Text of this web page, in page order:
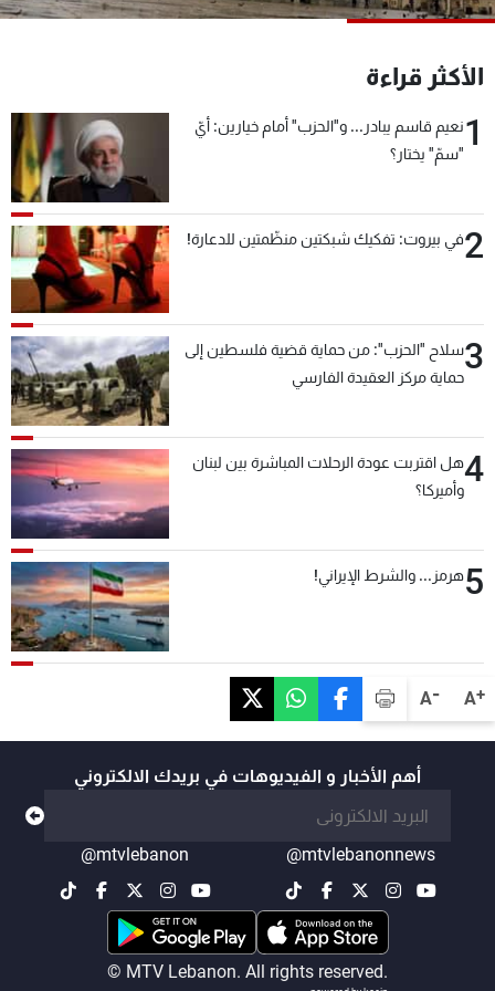
A+
A-
الأكثر قراءة
1نعيم قاسم يبادر... و"الحزب" أمام خيارين: أيّ
"سمّ" يختار؟
2في بيروت: تفكيك شبكتين منظّمتين للدعارة!
3سلاح "الحزب": من حماية قضية فلسطين إلى
حماية مركز العقيدة الفارسي
4هل اقتربت عودة الرحلات المباشرة بين لبنان
وأميركا؟
5هرمز... والشرط الإيراني!
أهم الأخبار و الفيديوهات في بريدك الالكتروني
@mtvlebanonnews
@mtvlebanon
© MTV Lebanon. All rights reserved.
شاهد البرامج
عن MTV
الإنـتـاج
وظائف
سياسة الخصوصية